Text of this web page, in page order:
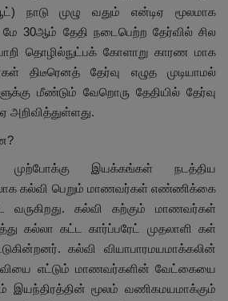
நாடு முழு வதும் என்டிஏ மூலமாக
மே 30ஆம் தேதி நடைபெற்ற தேர்வில் சில
தொழில்நுட்பக் கோளாறு காரண மாக
திடீரெனத் தேர்வு எழுத முடியாமல்
மீண்டும் வேறொரு தேதியில் தேர்வு
அறிவித்துள்ளது.
முற்போக்கு இயக்கங்கள் நடத்திய
கல்வி பெறும் மாணவர்கள் எண்ணிக்கை
வருகிறது. கல்வி கற்கும் மாணவர்கள்
கல்லா கட்ட கார்ப்பரேட் முதலாளி கள்
கல்வி வியாபாரமயமாக்கலின்
எட்டும் மாணவர்களின் வேட்கையை
இயந்திரத்தின் மூலம் வணிகமயமாக்கும்